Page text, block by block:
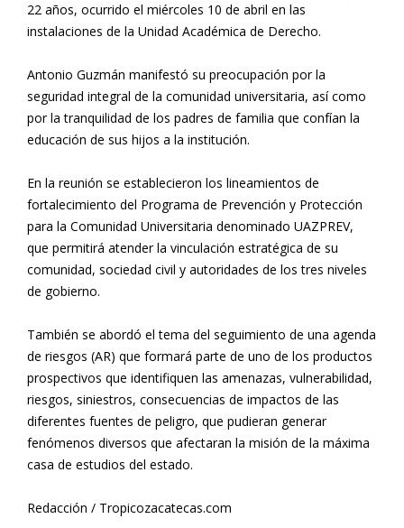
22 años, ocurrido el miércoles 10 de abril en las
instalaciones de la Unidad Académica de Derecho.
Antonio Guzmán manifestó su preocupación por la
seguridad integral de la comunidad universitaria, así como
por la tranquilidad de los padres de familia que confían la
educación de sus hijos a la institución.
En la reunión se establecieron los lineamientos de
fortalecimiento del Programa de Prevención y Protección
para la Comunidad Universitaria denominado UAZPREV,
que permitirá atender la vinculación estratégica de su
comunidad, sociedad civil y autoridades de los tres niveles
de gobierno.
También se abordó el tema del seguimiento de una agenda
de riesgos (AR) que formará parte de uno de los productos
prospectivos que identifiquen las amenazas, vulnerabilidad,
riesgos, siniestros, consecuencias de impactos de las
diferentes fuentes de peligro, que pudieran generar
fenómenos diversos que afectaran la misión de la máxima
casa de estudios del estado.
Redacción / Tropicozacatecas.com